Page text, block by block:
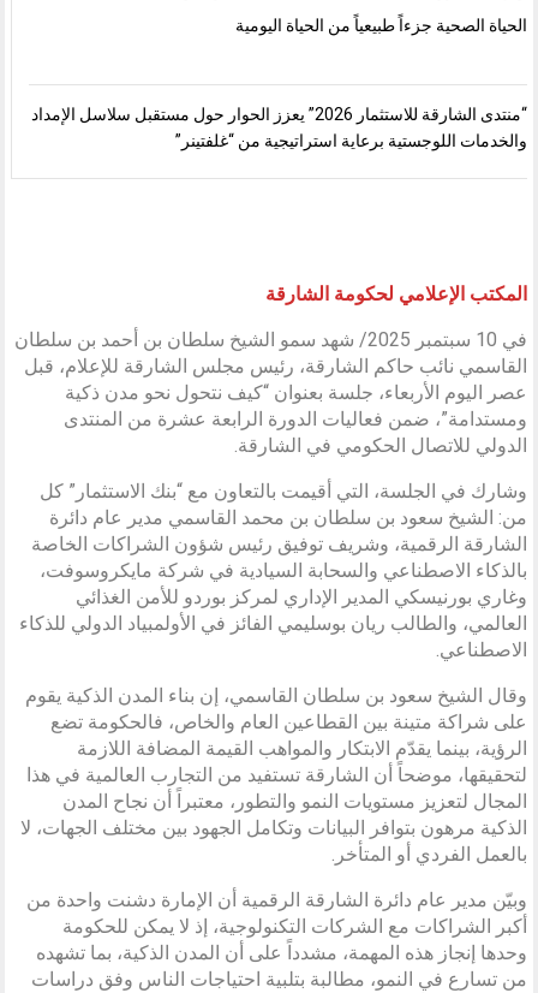
الحياة الصحية جزءاً طبيعياً من الحياة اليومية
“منتدى الشارقة للاستثمار 2026” يعزز الحوار حول مستقبل سلاسل الإمداد
والخدمات اللوجستية برعاية استراتيجية من “غلفتينر”
المكتب الإعلامي لحكومة الشارقة
في 10 سبتمبر 2025/ شهد سمو الشيخ سلطان بن أحمد بن سلطان
القاسمي نائب حاكم الشارقة، رئيس مجلس الشارقة للإعلام، قبل
عصر اليوم الأربعاء، جلسة بعنوان “كيف نتحول نحو مدن ذكية
ومستدامة”، ضمن فعاليات الدورة الرابعة عشرة من المنتدى
الدولي للاتصال الحكومي في الشارقة.
وشارك في الجلسة، التي أقيمت بالتعاون مع “بنك الاستثمار” كل
من: الشيخ سعود بن سلطان بن محمد القاسمي مدير عام دائرة
الشارقة الرقمية، وشريف توفيق رئيس شؤون الشراكات الخاصة
بالذكاء الاصطناعي والسحابة السيادية في شركة مايكروسوفت،
وغاري بورنيسكي المدير الإداري لمركز بوردو للأمن الغذائي
العالمي، والطالب ريان بوسليمي الفائز في الأولمبياد الدولي للذكاء
الاصطناعي.
وقال الشيخ سعود بن سلطان القاسمي، إن بناء المدن الذكية يقوم
على شراكة متينة بين القطاعين العام والخاص، فالحكومة تضع
الرؤية، بينما يقدّم الابتكار والمواهب القيمة المضافة اللازمة
لتحقيقها، موضحاً أن الشارقة تستفيد من التجارب العالمية في هذا
المجال لتعزيز مستويات النمو والتطور، معتبراً أن نجاح المدن
الذكية مرهون بتوافر البيانات وتكامل الجهود بين مختلف الجهات، لا
بالعمل الفردي أو المتأخر.
وبيّن مدير عام دائرة الشارقة الرقمية أن الإمارة دشنت واحدة من
أكبر الشراكات مع الشركات التكنولوجية، إذ لا يمكن للحكومة
وحدها إنجاز هذه المهمة، مشدداً على أن المدن الذكية، بما تشهده
من تسارع في النمو، مطالبة بتلبية احتياجات الناس وفق دراسات